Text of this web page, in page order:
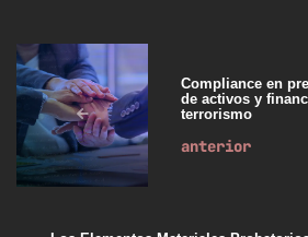
Compliance en
de activos y
terrorismo
anterior